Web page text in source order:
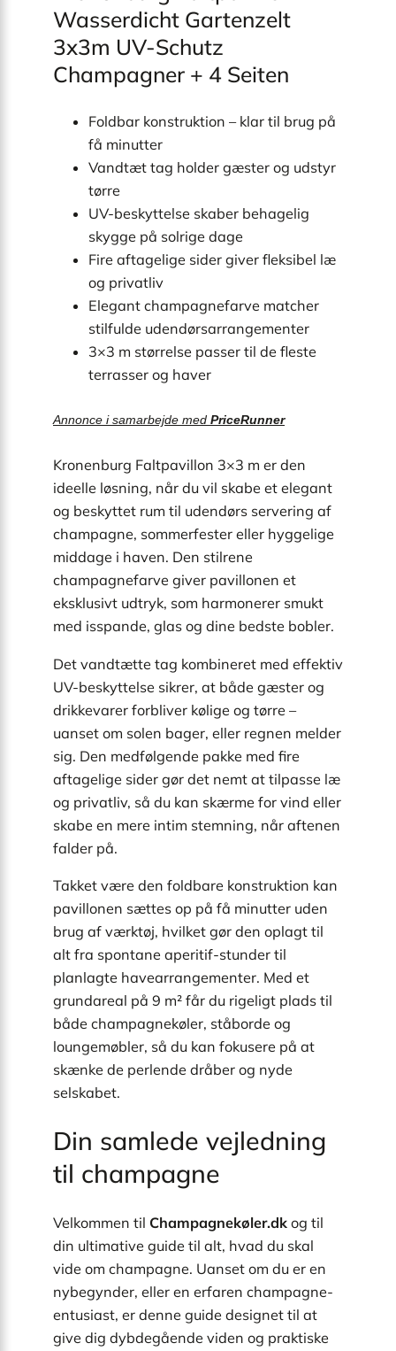
Wasserdicht Gartenzelt
3x3m UV-Schutz
Champagner + 4 Seiten
Foldbar konstruktion – klar til brug på
få minutter
Vandtæt tag holder gæster og udstyr
tørre
UV-beskyttelse skaber behagelig
skygge på solrige dage
Fire aftagelige sider giver fleksibel læ
og privatliv
Elegant champagnefarve matcher
stilfulde udendørsarrangementer
3×3 m størrelse passer til de fleste
terrasser og haver
Annonce i samarbejde med PriceRunner
Kronenburg Faltpavillon 3×3 m er den
ideelle løsning, når du vil skabe et elegant
og beskyttet rum til udendørs servering af
champagne, sommerfester eller hyggelige
middage i haven. Den stilrene
champagnefarve giver pavillonen et
eksklusivt udtryk, som harmonerer smukt
med isspande, glas og dine bedste bobler.
Det vandtætte tag kombineret med effektiv
UV-beskyttelse sikrer, at både gæster og
drikkevarer forbliver kølige og tørre –
uanset om solen bager, eller regnen melder
sig. Den medfølgende pakke med fire
aftagelige sider gør det nemt at tilpasse læ
og privatliv, så du kan skærme for vind eller
skabe en mere intim stemning, når aftenen
falder på.
Takket være den foldbare konstruktion kan
pavillonen sættes op på få minutter uden
brug af værktøj, hvilket gør den oplagt til
alt fra spontane aperitif-stunder til
planlagte havearrangementer. Med et
grundareal på 9 m² får du rigeligt plads til
både champagnekøler, ståborde og
loungemøbler, så du kan fokusere på at
skænke de perlende dråber og nyde
selskabet.
Din samlede vejledning
til champagne
Velkommen til Champagnekøler.dk og til
din ultimative guide til alt, hvad du skal
vide om champagne. Uanset om du er en
nybegynder, eller en erfaren champagne-
entusiast, er denne guide designet til at
give dig dybdegående viden og praktiske